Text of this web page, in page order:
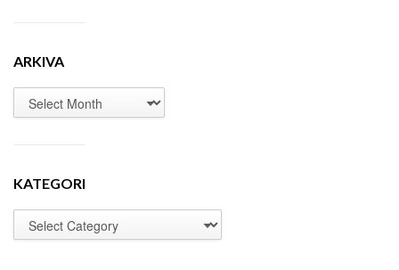
ARKIVA
KATEGORI